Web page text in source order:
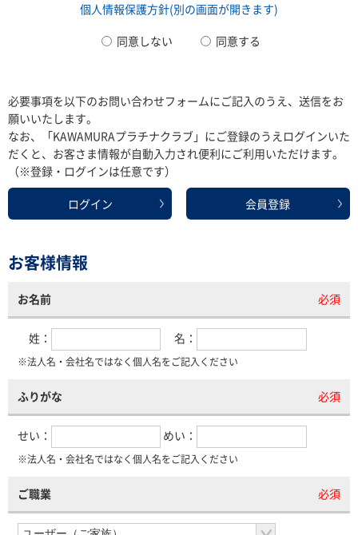
個人情報保護方針(別の画面が開きます)
同意しない
同意する
必要事項を以下のお問い合わせフォームにご記入のうえ、送信をお
願いいたします。
なお、「KAWAMURAプラチナクラブ」にご登録のうえログインいた
だくと、お客さま情報が自動入力され便利にご利用いただけます。
（※登録・ログインは任意です）
ログイン 会員登録
お客様情報
お名前 必須
姓： 名：
※法人名・会社名ではなく個人名をご記入ください
ふりがな 必須
せい： めい：
※法人名・会社名ではなく個人名をご記入ください
ご職業 必須